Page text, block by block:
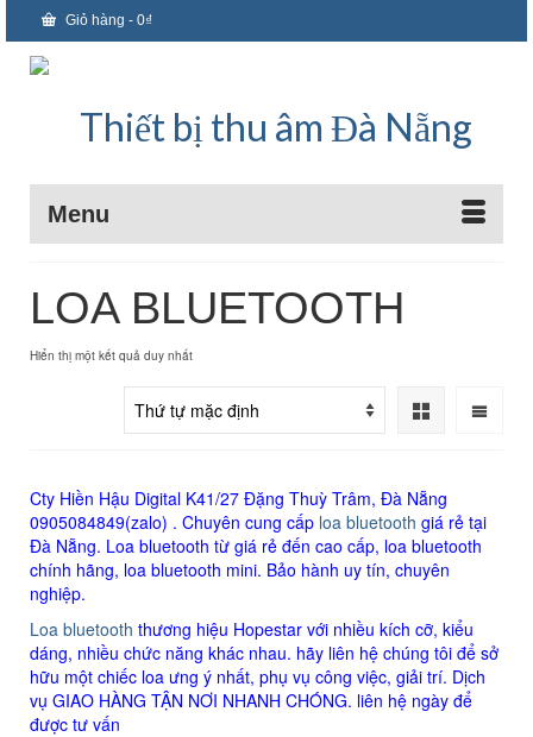
Giỏ hàng - 0₫
Menu
LOA BLUETOOTH
Hiển thị một kết quả duy nhất
Cty Hiền Hậu Digital K41/27 Đặng Thuỳ Trâm, Đà Nẵng
0905084849(zalo) . Chuyên cung cấp loa bluetooth giá rẻ tại
Đà Nẵng. Loa bluetooth từ giá rẻ đến cao cấp, loa bluetooth
chính hãng, loa bluetooth mini. Bảo hành uy tín, chuyên
nghiệp.
Loa bluetooth thương hiệu Hopestar với nhiều kích cỡ, kiểu
dáng, nhiều chức năng khác nhau. hãy liên hệ chúng tôi để sở
hữu một chiếc loa ưng ý nhất, phụ vụ công việc, giải trí. Dịch
vụ GIAO HÀNG TẬN NƠI NHANH CHÓNG. liên hệ ngày để
được tư vấn